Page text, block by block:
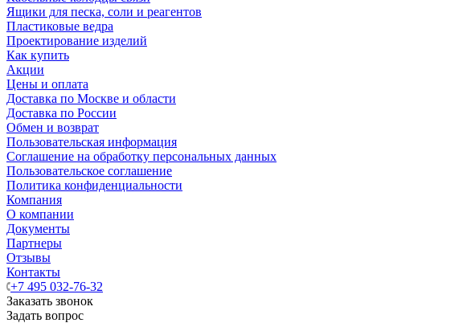
Ящики для песка, соли и реагентов
Пластиковые ведра
Проектирование изделий
Как купить
Акции
Цены и оплата
Доставка по Москве и области
Доставка по России
Обмен и возврат
Пользовательская информация
Соглашение на обработку персональных данных
Пользовательское соглашение
Политика конфиденциальности
Компания
О компании
Документы
Партнеры
Отзывы
Контакты
+7 495 032-76-32
Заказать звонок
Задать вопрос